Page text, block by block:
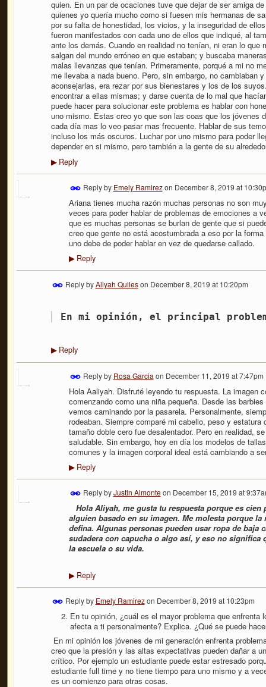
quien. En un par de ocaciones tuve que dejar de ser amiga
quienes yo quería mucho como si fuesen mis hermanas de
por su falta de honestidad, los vicios, y la inseguridad de
fueron manifestados con cada uno de ellos que indiqué, al
ante los demás. Cuando en realidad no tenían, ni eran lo que
salgan del mundo erróneo en que estaban; y buscaba
malas llevanzas que tenían. Primeramente, porqué a mi no
me llevaba a nada bueno. Pero, sin embargo, no cambiaban
aconsejarlas, era rezar por sus bienestares y los de los
encontrar a ellas mismas; y darse cuenta de lo mal que
puede hacer para solucionar este problema es hablar con
uno mismo. Estas creo yo que son las coas que los jóvenes
cada día mas lo veo pasar mas frecuente. Hablar de sus
incluso los más oscuros. Luchar por uno mismo para poder
depender en si mismo, pero también a la gente de su
▶Reply
Reply by Emely Ramirezon December 8, 2019 at
Ariana tienes mucha razón muchas personas no son
veces para poder hablar de problemas de emociones a
que es muchas personas se burlan de gente que si
creo que gente no está acostumbrada a eso por la
uno debe de poder hablar en vez de quedarse callado.
▶Reply
Reply by Aliyah Quileson December 8, 2019 at 10:20pm
En mi opinión, el principal
▶Reply
Reply by Rosa Garcia on December 11, 2019 at 7:47pm
Hola Aaliyah. Disfruté leyendo tu respuesta. La imagen
comenzando como una niña pequeña. Desde las
vemos caminando por la pasarela. Personalmente,
rodeaban. Siempre comparé mi cabello, peso y
tamaño doble cero fue desalentador. Pero en realidad,
saludable. Sin embargo, hoy en día los modelos de
comunes y la imagen corporal ideal está cambiando a
▶Reply
Reply byJustin Almonteon December 15, 2019 at
Hola Aliyah, me gusta tu respuesta porque es
alguien basado en su imagen. Me molesta porque
defina. Algunas personas pueden usar ropa de baja
sudadera con capucha o algo así, y eso no
la escuela o su vida.
▶Reply
Reply by Emely Ramirezon December 8, 2019 at 10:23pm
En tu opinión, ¿cuál es el mayor problema que
afecta a ti personalmente? Explica. ¿Qué se puede
En mi opinión los jóvenes de mi generación enfrenta
creo que la presión y las altas expectativas pueden dañar a
crítico. Por ejemplo un estudiante puede estar estresado
estudiante full time y no tiene tiempo para uno mismo y a
es un comienzo para otras cosas.